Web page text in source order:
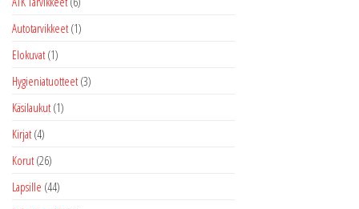
Autotarvikkeet (1)
Elokuvat (1)
Hygieniatuotteet (3)
Käsilaukut (1)
Kirjat (4)
Korut (26)
Lapsille (44)